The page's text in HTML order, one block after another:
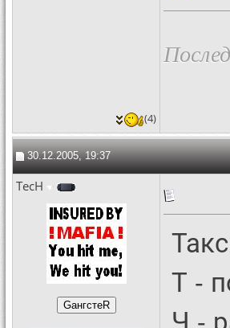
(4)
30.12.2005, 19:37
TecH
Т -